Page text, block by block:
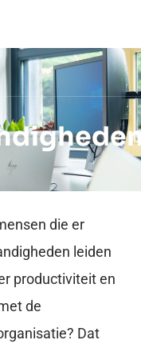
die er
leiden
productiviteit en
de
Dat